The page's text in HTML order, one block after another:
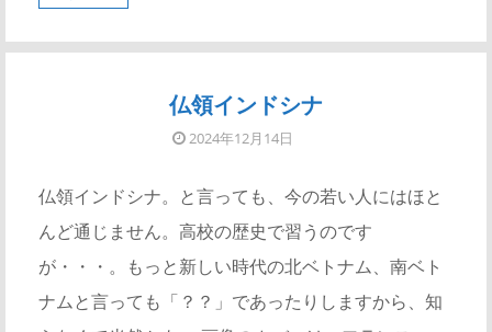
仏領インドシナ
2024年12月14日
仏領インドシナ。と言っても、今の若い人にはほと
んど通じません。高校の歴史で習うのです
が・・・。もっと新しい時代の北ベトナム、南ベト
ナムと言っても「？？」であったりしますから、知